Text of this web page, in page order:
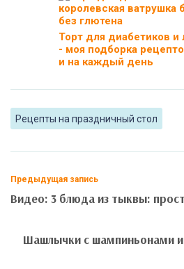
Торт для диабетиков
- моя подборка
и на каждый день
Рецепты на праздничный стол
Предыдущая запись
Видео: 3 блюда из тыквы:
Шашлычки с шампиньонами